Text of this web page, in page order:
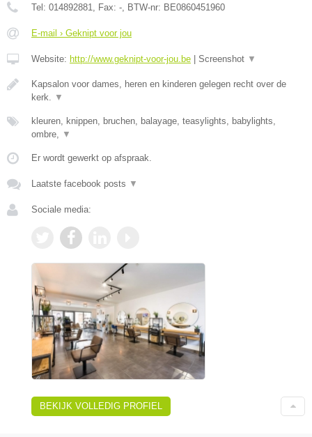
Tel: 014892881, Fax: -, BTW-nr: BE0860451960
E-mail › Geknipt voor jou
Website: http://www.geknipt-voor-jou.be Screenshot ▼
Kapsalon voor dames, heren en kinderen gelegen recht over de
kerk. ▼
kleuren, knippen, bruchen, balayage, teasylights, babylights,
ombre, ▼
Er wordt gewerkt op afspraak.
Laatste facebook posts ▼
Sociale media:
BEKIJK VOLLEDIG PROFIEL